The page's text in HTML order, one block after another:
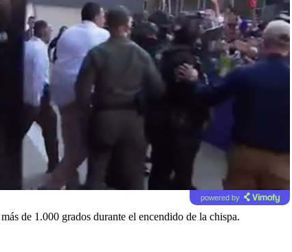
powered by
de 1.000 grados durante el encendido de la chispa.